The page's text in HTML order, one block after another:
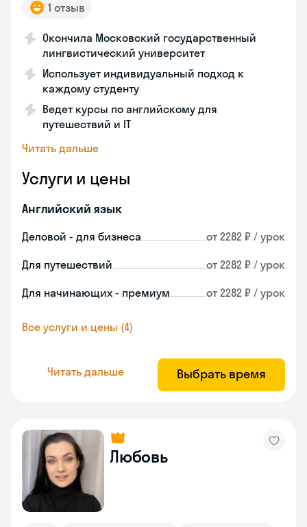
1 отзыв
Окончила Московский государственный
лингвистический университет
Использует индивидуальный подход к
каждому студенту
Ведет курсы по английскому для
путешествий и IT
Читать дальше
Услуги и цены
Английский язык
Деловой - для бизнеса от 2282 ₽ / урок
Для путешествий от 2282 ₽ / урок
Для начинающих - премиум от 2282 ₽ / урок
Все услуги и цены (4)
Читать дальше Выбрать время
Любовь